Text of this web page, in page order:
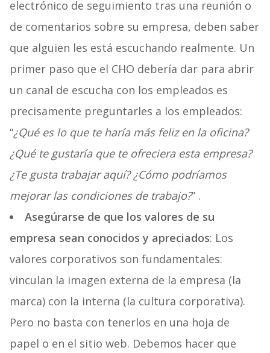
electrónico de seguimiento tras una reunión o
de comentarios sobre su empresa, deben saber
que alguien les está escuchando realmente. Un
primer paso que el CHO debería dar para abrir
un canal de escucha con los empleados es
precisamente preguntarles a los empleados:
“¿Qué es lo que te haría más feliz en la oficina?
¿Qué te gustaría que te ofreciera esta empresa?
¿Te gusta trabajar aquí? ¿Cómo podríamos
mejorar las condiciones de trabajo?” .
Asegúrarse de que los valores de su
empresa sean conocidos y apreciados: Los
valores corporativos son fundamentales:
vinculan la imagen externa de la empresa (la
marca) con la interna (la cultura corporativa).
Pero no basta con tenerlos en una hoja de
papel o en el sitio web. Debemos hacer que